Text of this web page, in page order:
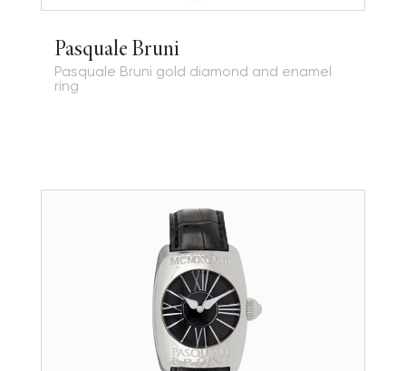
Pasquale Bruni
Pasquale Bruni gold diamond and enamel
ring